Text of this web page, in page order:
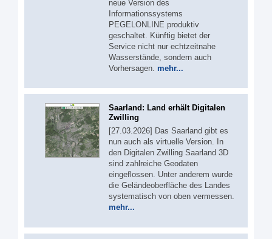
neue Version des
Informationssystems
PEGELONLINE produktiv
geschaltet. Künftig bietet der
Service nicht nur echtzeitnahe
Wasserstände, sondern auch
Vorhersagen. mehr...
Saarland: Land erhält Digitalen
Zwilling
[27.03.2026] Das Saarland gibt es
nun auch als virtuelle Version. In
den Digitalen Zwilling Saarland 3D
sind zahlreiche Geodaten
eingeflossen. Unter anderem wurde
die Geländeoberfläche des Landes
systematisch von oben vermessen.
mehr...